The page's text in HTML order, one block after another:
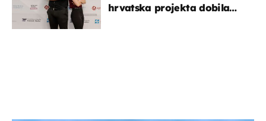
hrvatska projekta dobila